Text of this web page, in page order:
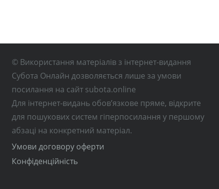
© Використання матеріалів з інтернет-видання
Субота Онлайн дозволяється лише за умови
посилання на сайт subota.online
Для інтернет-видань обов’язкове пряме, відкрите
для пошукових систем гіперпосилання у першому
абзаці на конкретний матеріал.
Умови договору оферти
Конфіденційність